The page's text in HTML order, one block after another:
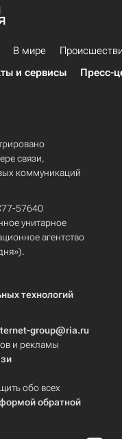
В мире
и сервисы Пресс-
связи,
коммуникаций
57640
унитарное
агентство
технологий
group@ria.ru
и рекламы
обо всех
обратной